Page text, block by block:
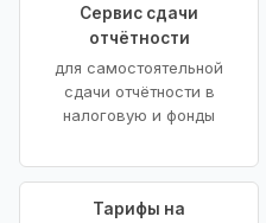
Сервис сдачи
отчётности
для самостоятельной
сдачи отчётности в
налоговую и фонды
Тарифы на